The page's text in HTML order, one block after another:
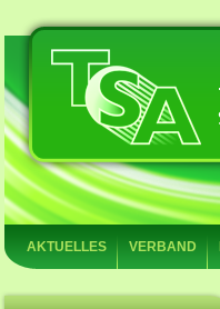
AKTUELLES VERBAND